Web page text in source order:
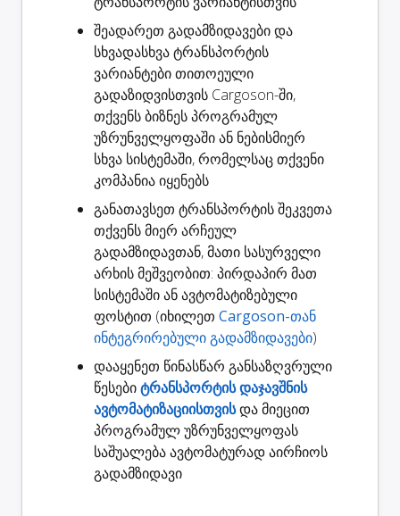
შეადარეთ გადამზიდავებიდა
სხვადასხვა ტრანსპორტის
ვარიანტები თითოეული
გადაზიდვისთვის Cargoson-ში,
თქვენს ბიზნეს პროგრამულ
უზრუნველყოფაში ან ნებისმიერ
სხვა სისტემაში, რომელსაც თქვენი
კომპანია იყენებს
განათავსეთ ტრანსპორტის შეკვეთა
თქვენს მიერ არჩეულ
გადამზიდავთან, მათი სასურველი
არხის მეშვეობით: პირდაპირ მათ
სისტემაში ან ავტომატიზებული
ფოსტით (იხილეთ Cargoson-თან
ინტეგრირებული გადამზიდავები)
დააყენეთ წინასწარ განსაზღვრული
წესებიტრანსპორტის დაჯავშნის
ავტომატიზაციისთვისდა მიეცით
პროგრამულ უზრუნველყოფას
საშუალება ავტომატურად აირჩიოს
გადამზიდავი